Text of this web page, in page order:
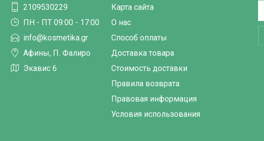
2109530229
ПН - ПТ 09:00 - 17:00
info@kosmetika.gr
Афины, П. Фалиро
Экавис 6
Карта сайта
О нас
Способ оплаты
Доставка товара
Стоимость доставки
Правила возврата
Правовая информация
Условия использования